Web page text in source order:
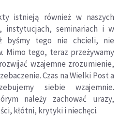
istnieją również w naszych
instytucjach, seminariach i w
byśmy tego nie chcieli, nie
Mimo tego, teraz przeżywamy
wzajemne zrozumienie,
Czas na Wielki Post a
siebie wzajemnie.
należy zachować urazy,
kłótni, krytyki i niechęci.